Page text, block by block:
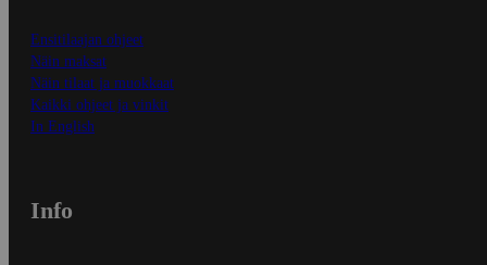
Ensitilaajan ohjeet
Näin maksat
Näin tilaat ja muokkaat
Kaikki ohjeet ja vinkit
In English
Info